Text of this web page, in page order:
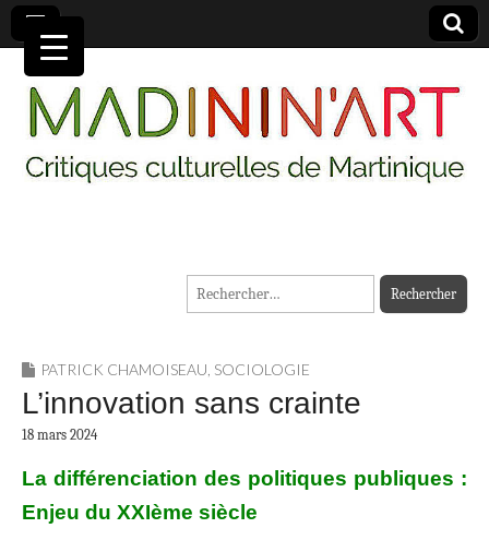
MADININ'ART
Rechercher :
PATRICK CHAMOISEAU, SOCIOLOGIE
L’innovation sans crainte
18 mars 2024
La différenciation des politiques publiques :
Enjeu du XXIème siècle